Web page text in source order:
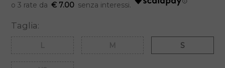
€ 7.00
Taglia:
M S